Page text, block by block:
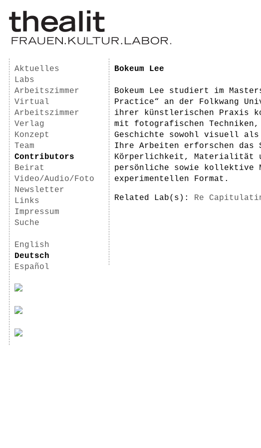
Aktuelles
Labs
Arbeitszimmer
Virtual
Arbeitszimmer
Verlag
Konzept
Team
Contributors
Beirat
Video/Audio/Foto
Newsletter
Links
Impressum
Suche
English
Deutsch
Español
Bokeum Lee
Bokeum Lee studiert im
Practice“ an der Folkwang
ihrer künstlerischen Praxis
mit fotografischen Techniken,
Geschichte sowohl visuell als
Ihre Arbeiten erforschen das
Körperlichkeit, Materialität
persönliche sowie kollektive
experimentellen Format.
Related Lab(s): Re